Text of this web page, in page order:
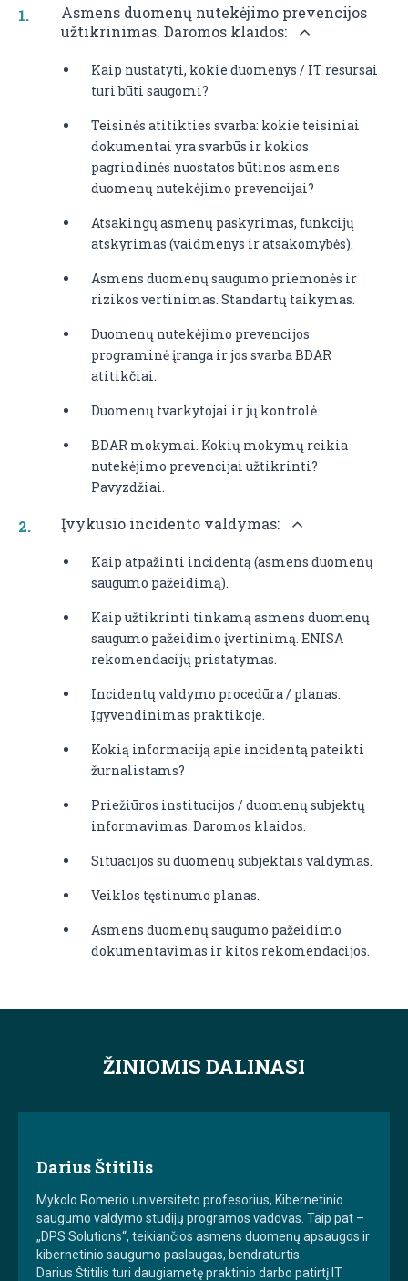
Asmens duomenų nutekėjimo prevencijos
užtikrinimas. Daromos klaidos:
Kaip nustatyti, kokie duomenys / IT resursai
turi būti saugomi?
Teisinės atitikties svarba: kokie teisiniai
dokumentai yra svarbūs ir kokios
pagrindinės nuostatos būtinos asmens
duomenų nutekėjimo prevencijai?
Atsakingų asmenų paskyrimas, funkcijų
atskyrimas (vaidmenys ir atsakomybės).
Asmens duomenų saugumo priemonės ir
rizikos vertinimas. Standartų taikymas.
Duomenų nutekėjimo prevencijos
programinė įranga ir jos svarba BDAR
atitikčiai.
Duomenų tvarkytojai ir jų kontrolė.
BDAR mokymai. Kokių mokymų reikia
nutekėjimo prevencijai užtikrinti?
Pavyzdžiai.
Įvykusio incidento valdymas:
Kaip atpažinti incidentą (asmens duomenų
saugumo pažeidimą).
Kaip užtikrinti tinkamą asmens duomenų
saugumo pažeidimo įvertinimą. ENISA
rekomendacijų pristatymas.
Incidentų valdymo procedūra / planas.
Įgyvendinimas praktikoje.
Kokią informaciją apie incidentą pateikti
žurnalistams?
Priežiūros institucijos / duomenų subjektų
informavimas. Daromos klaidos.
Situacijos su duomenų subjektais valdymas.
Veiklos tęstinumo planas.
Asmens duomenų saugumo pažeidimo
dokumentavimas ir kitos rekomendacijos.
ŽINIOMIS DALINASI
Darius Štitilis
Mykolo Romerio universiteto profesorius, Kibernetinio
saugumo valdymo studijų programos vadovas. Taip pat –
„DPS Solutions“, teikiančios asmens duomenų apsaugos ir
kibernetinio saugumo paslaugas, bendraturtis.
Darius Štitilis turi daugiametę praktinio darbo patirtį IT